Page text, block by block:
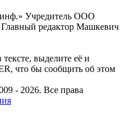
Учредитель ООО
редактор Машкевич
выделите её и
что бы сообщить об этом
- 2026. Все права